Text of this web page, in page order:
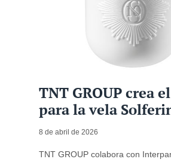
TNT GROUP crea
para la vela
8 de abril de 2026
TNT GROUP colabora con